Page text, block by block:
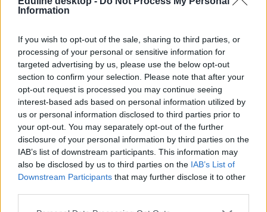
Information
If you wish to opt-out of the sale, sharing to third parties, or
processing of your personal or sensitive information for
targeted advertising by us, please use the below opt-out
section to confirm your selection. Please note that after your
opt-out request is processed you may continue seeing
interest-based ads based on personal information utilized by
us or personal information disclosed to third parties prior to
your opt-out. You may separately opt-out of the further
disclosure of your personal information by third parties on the
IAB’s list of downstream participants. This information may
also be disclosed by us to third parties on the IAB’s List of
Downstream Participants that may further disclose it to other